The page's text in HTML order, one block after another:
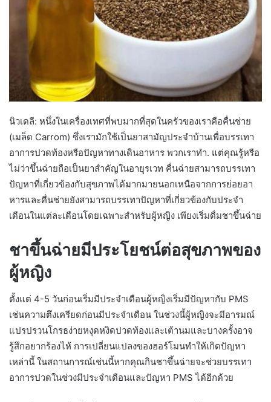
นิวเดลี: หนึ่งในเครื่องเทศที่พบมากที่สุดในครัวของเราคือคื่นช่าย
(เมล็ด Carrom) ซึ่งเรามักใช้เป็นยาสามัญประจำบ้านเพื่อบรรเทา
อาการปวดท้องหรือปัญหาทางเดินอาหาร พวกเราทำ. แต่คุณรู้หรือ
ไม่ว่าขึ้นฉ่ายถือเป็นยาสำคัญในอายุรเวท คื่นฉ่ายสามารถบรรเทา
ปัญหาที่เกี่ยวข้องกับสุขภาพได้มากมายนอกเหนือจากการย่อยอา
หารและคื่นช่ายยังสามารถบรรเทาปัญหาที่เกี่ยวข้องกับประจำ
เดือนในแต่ละเดือนโดยเฉพาะสำหรับผู้หญิง เพียงเริ่มดื่มชาขึ้นฉ่าย
ชาขึ้นฉ่ายมีประโยชน์ต่อสุขภาพของ
ผู้หญิง
ตั้งแต่ 4-5 วันก่อนเริ่มมีประจำเดือนผู้หญิงเริ่มมีปัญหากับ PMS
เช่นความตึงเครียดก่อนมีประจำเดือน ในช่วงนี้ผู้หญิงจะมีอารมณ์
แปรปรวนโกรธง่ายหงุดหงิดปวดท้องและเต้านมและบางครั้งอาจ
รู้สึกอยากร้องไห้ การเปลี่ยนแปลงของฮอร์โมนทำให้เกิดปัญหา
เหล่านี้ ในสถานการณ์เช่นนี้หากคุณกินชาขึ้นฉ่ายจะช่วยบรรเทา
อาการปวดในช่วงมีประจำเดือนและปัญหา PMS ได้อีกด้วย